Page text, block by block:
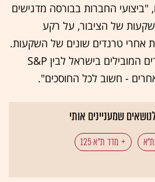
"ביצועי החברות בבורסה מדגישים
של הציבור, על רקע
אחרי טרנדים שונים של השקעות.
הפיזור בין השקעה במדדים המובילים בישראל לבין S&P
שמעניינים אותי
מדד ת"א 125